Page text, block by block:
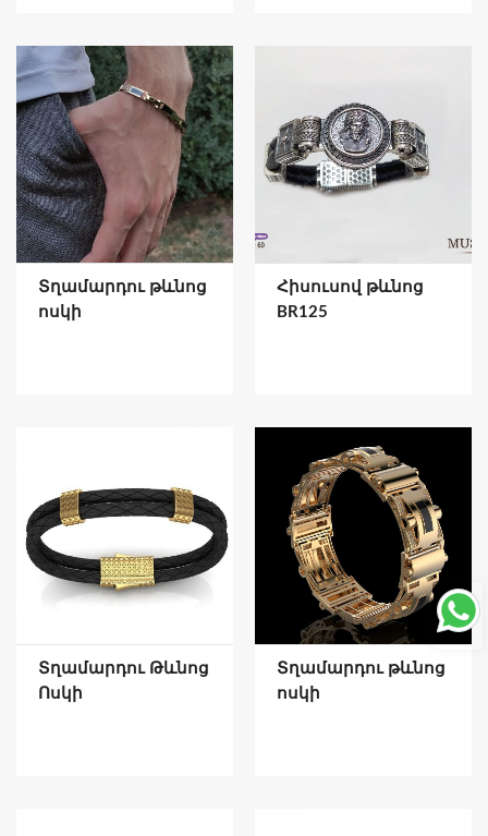
Տղամարդու թևնոց
ոսկի
Հիսուսով թևնոց
BR125
Տղամարդու Թևնոց
Ոսկի
Տղամարդու թևնոց
ոսկի